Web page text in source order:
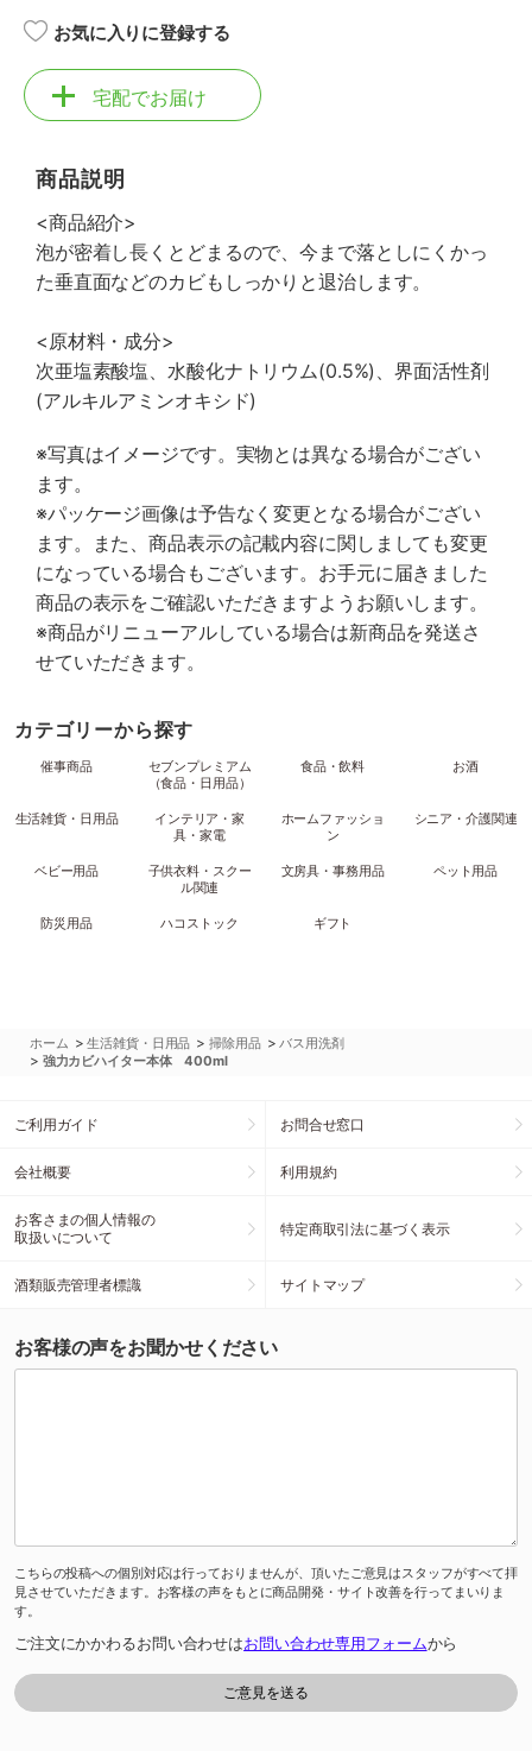
お気に入りに登録する
宅配でお届け
商品説明
<商品紹介>
泡が密着し長くとどまるので、今まで落としにくかっ
た垂直面などのカビもしっかりと退治します。
<原材料・成分>
次亜塩素酸塩、水酸化ナトリウム(0.5%)、界面活性剤
(アルキルアミンオキシド)
※写真はイメージです。実物とは異なる場合がござい
ます。
※パッケージ画像は予告なく変更となる場合がござい
ます。また、商品表示の記載内容に関しましても変更
になっている場合もございます。お手元に届きました
商品の表示をご確認いただきますようお願いします。
※商品がリニューアルしている場合は新商品を発送さ
せていただきます。
カテゴリーから探す
催事商品
セブンプレミアム
（食品・日用品）
食品・飲料 お酒
生活雑貨・日用品
インテリア・家
具・家電
ホームファッショ
ン
シニア・介護関連
ベビー用品
子供衣料・スクー
ル関連
文房具・事務用品 ペット用品
防災用品 ハコストック ギフト
ホーム >生活雑貨・日用品 >掃除用品 >バス用洗剤
> 強力カビハイター本体 400ml
ご利用ガイド お問合せ窓口
会社概要 利用規約
お客さまの個人情報の
取扱いについて
特定商取引法に基づく表示
酒類販売管理者標識 サイトマップ
お客様の声をお聞かせください
こちらの投稿への個別対応は行っておりませんが、頂いたご意見はスタッフがすべて拝
見させていただきます。お客様の声をもとに商品開発・サイト改善を行ってまいりま
す。
ご注文にかかわるお問い合わせはお問い合わせ専用フォームから